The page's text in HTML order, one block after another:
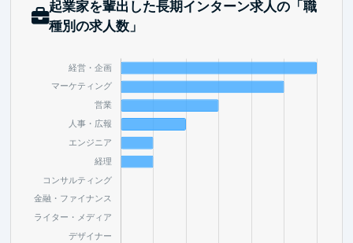
起業家を輩出した長期インターン求人の「職
種別の求人数」